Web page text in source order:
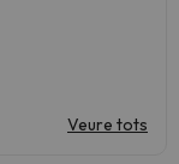
Veure tots